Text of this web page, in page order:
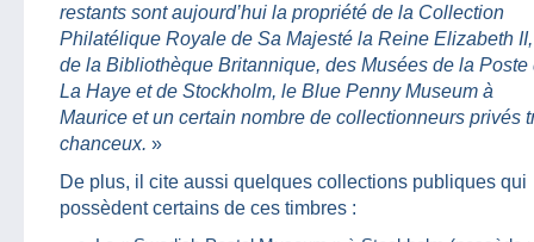
restants sont aujourd’hui la propriété de la Collection
Philatélique Royale de Sa Majesté la Reine Elizabeth II,
de la Bibliothèque Britannique, des Musées de la Poste
La Haye et de Stockholm, le Blue Penny Museum à
Maurice et un certain nombre de collectionneurs privés
chanceux. »
De plus, il cite aussi quelques collections publiques qui
possèdent certains de ces timbres :